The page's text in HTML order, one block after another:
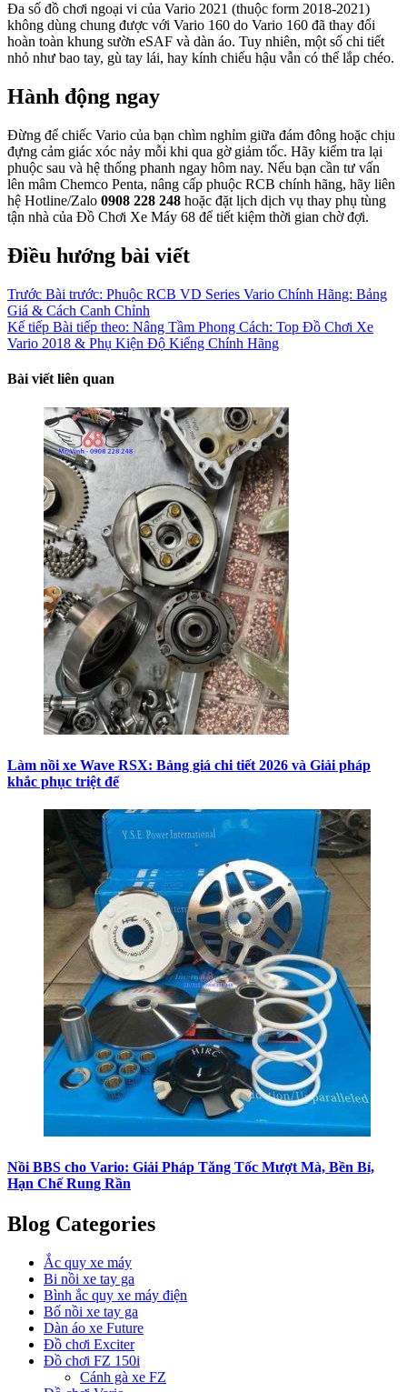
Đa số đồ chơi ngoại vi của Vario 2021 (thuộc form 2018-2021)
không dùng chung được với Vario 160 do Vario 160 đã thay đổi
hoàn toàn khung sườn eSAF và dàn áo. Tuy nhiên, một số chi tiết
nhỏ như bao tay, gù tay lái, hay kính chiếu hậu vẫn có thể lắp chéo.
Hành động ngay
Đừng để chiếc Vario của bạn chìm nghỉm giữa đám đông hoặc chịu
đựng cảm giác xóc nảy mỗi khi qua gờ giảm tốc. Hãy kiểm tra lại
phuộc sau và hệ thống phanh ngay hôm nay. Nếu bạn cần tư vấn
lên mâm Chemco Penta, nâng cấp phuộc RCB chính hãng, hãy liên
hệ Hotline/Zalo 0908 228 248 hoặc đặt lịch dịch vụ thay phụ tùng
tận nhà của Đồ Chơi Xe Máy 68 để tiết kiệm thời gian chờ đợi.
Điều hướng bài viết
Trước Bài trước: Phuộc RCB VD Series Vario Chính Hãng: Bảng
Giá & Cách Canh Chỉnh
Kế tiếp Bài tiếp theo: Nâng Tầm Phong Cách: Top Đồ Chơi Xe
Vario 2018 & Phụ Kiện Độ Kiểng Chính Hãng
Bài viết liên quan
Làm nồi xe Wave RSX: Bảng giá chi tiết 2026 và Giải pháp
khắc phục triệt để
Nồi BBS cho Vario: Giải Pháp Tăng Tốc Mượt Mà, Bền Bỉ,
Hạn Chế Rung Rần
Blog Categories
Ắc quy xe máy
Bi nồi xe tay ga
Bình ắc quy xe máy điện
Bố nồi xe tay ga
Dàn áo xe Future
Đồ chơi Exciter
Đồ chơi FZ 150i
Cánh gà xe FZ